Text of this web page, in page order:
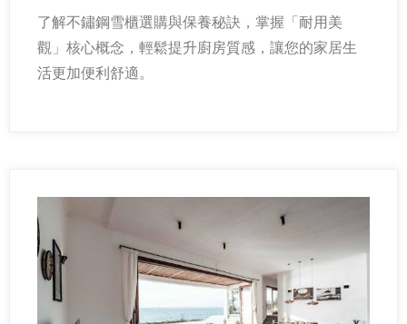
了解不鏽鋼雪櫃選購與保養秘訣，掌握「耐用美
觀」核心概念，輕鬆提升廚房質感，讓您的家居生
活更加便利舒適。